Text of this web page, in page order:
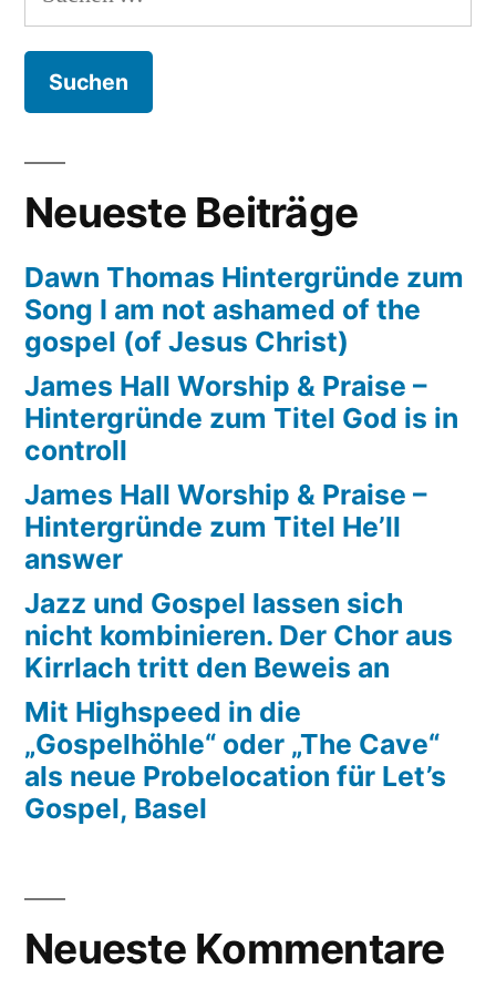
zum
nach:
Neueste Beiträge
Dawn Thomas Hintergründe zum
Song I am not ashamed of the
gospel (of Jesus Christ)
James Hall Worship & Praise –
Hintergründe zum Titel God is in
controll
James Hall Worship & Praise –
Hintergründe zum Titel He’ll
answer
Jazz und Gospel lassen sich
nicht kombinieren. Der Chor aus
Kirrlach tritt den Beweis an
Mit Highspeed in die
„Gospelhöhle“ oder „The Cave“
als neue Probelocation für Let’s
Gospel, Basel
Neueste Kommentare